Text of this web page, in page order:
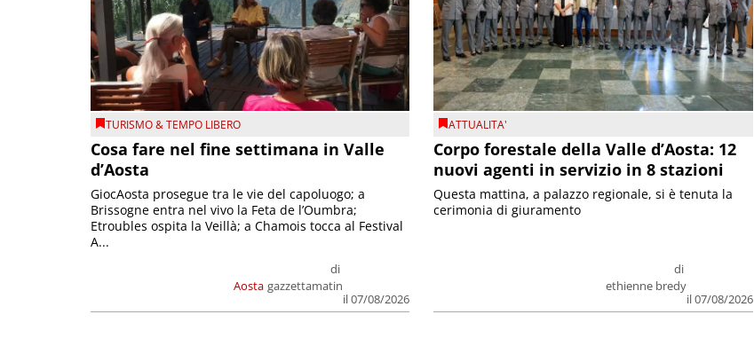
TURISMO & TEMPO LIBERO
Cosa fare nel fine settimana in Valle
d’Aosta
Aosta
di
gazzettamatin
il 07/08/2026
GiocAosta prosegue tra le vie del capoluogo; a
Brissogne entra nel vivo la Feta de l’Oumbra;
Etroubles ospita la Veillà; a Chamois tocca al Festival
A...
ATTUALITA'
Corpo forestale della Valle d’Aosta: 12
nuovi agenti in servizio in 8 stazioni
di
ethienne bredy
il 07/08/2026
Questa mattina, a palazzo regionale, si è tenuta la
cerimonia di giuramento